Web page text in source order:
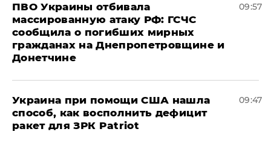
ПВО Украины отбивала
массированную атаку РФ: ГСЧС
сообщила о погибших мирных
гражданах на Днепропетровщине и
Донетчине
09:57
Украина при помощи США нашла
способ, как восполнить дефицит
ракет для ЗРК Patriot
09:47